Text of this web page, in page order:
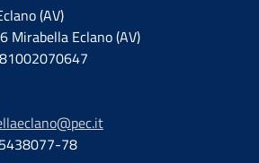
(AV)
Mirabella Eclano (AV)
78